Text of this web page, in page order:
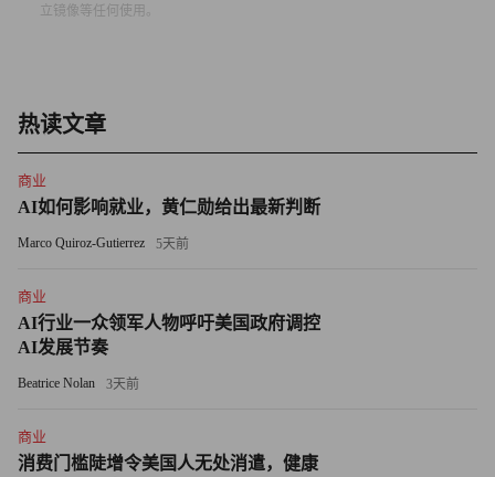
都可以。企业也可以通过网络来发布，目的都是使利益相关
者把握企业最重要的信息。重要的是，报告不是“装饰品”，
不是利用数据来回避社会和环境问题的工具。任何报告都应
当是诚实和透明的。要知道，利益相关者掌握了强大的通讯
技术，他们完全能够让不诚信的企业付出代价。在美国和欧
分表达所关注的话题；在中国，BBS 则吸引著成千上万的
人。包括麦当劳、艾默生和伟创力（Flextronics）在内的许
多跨国公司，都已经感受过“网民”使用 BBS 批评企业（无
概括起来，利益相关者是决定 CSR 对一家企业的意义的
立镜像等任何使用。
热读文章
商业
AI如何影响就业，黄仁勋给出最新判断
Marco Quiroz-Gutierrez 5天前
商业
AI行业一众领军人物呼吁美国政府调控
AI发展节奏
Beatrice Nolan 3天前
商业
消费门槛陡增令美国人无处消遣，健康